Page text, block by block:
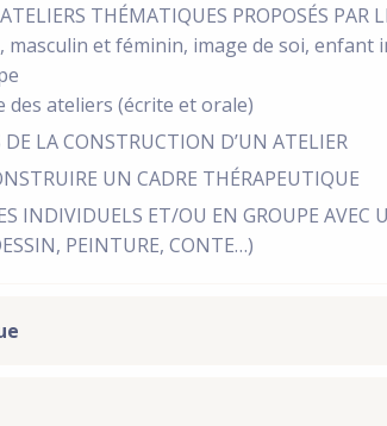
THÉMATIQUES PROPOSÉS PAR
masculin et féminin, image de soi, enfant
des ateliers (écrite et orale)
DE LA CONSTRUCTION D’UN ATELIER
UN CADRE THÉRAPEUTIQUE
INDIVIDUELS ET/OU EN GROUPE AVEC
PEINTURE, CONTE…)